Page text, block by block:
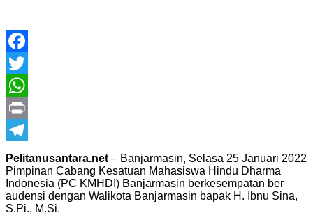
Facebook
Twitter
WhatsApp
Print
Telegram
Pelitanusantara.net – Banjarmasin, Selasa 25 Januari 2022
Pimpinan Cabang Kesatuan Mahasiswa Hindu Dharma
Indonesia (PC KMHDI) Banjarmasin berkesempatan ber
audensi dengan Walikota Banjarmasin bapak H. Ibnu Sina,
S.Pi., M.Si.